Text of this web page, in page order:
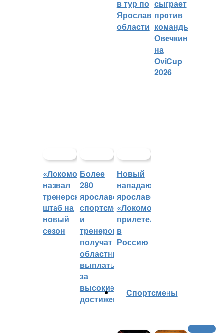
в тур по
Ярославской
области
сыграет
против
команды
Овечкина
на
OviCup
2026
«Локомотив»
назвал
тренерский
штаб на
новый
сезон
Более
280
ярославских
спортсменов
и
тренеров
получат
областные
выплаты
за
высокие
достижения
Новый
нападающий
ярославского
«Локомотива»
прилетел
в
Россию
Cпортсмены
Волейбол